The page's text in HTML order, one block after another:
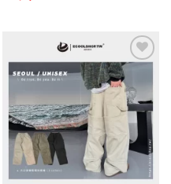
Add to
wishlist